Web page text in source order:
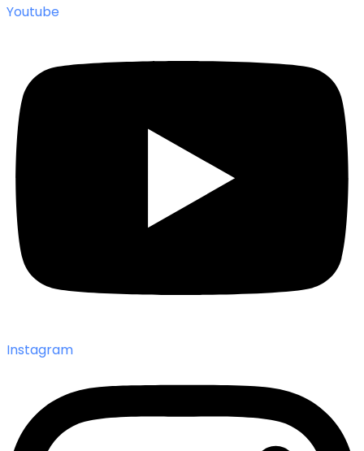
Youtube
Instagram